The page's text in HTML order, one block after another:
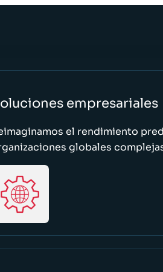
empresariales
el rendimiento
globales